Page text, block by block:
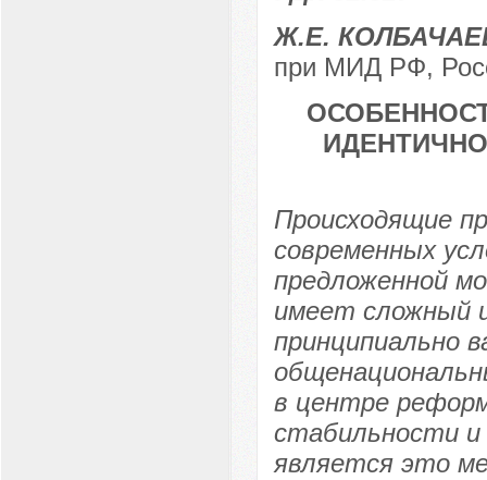
Ж.Е.
при МИД РФ,
Происходящие
современных
предложенной
имеет сложный
принципиально
в центре
стабильности и
является это